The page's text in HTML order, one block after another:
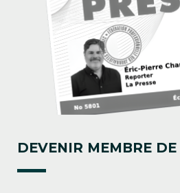
DEVENIR MEMBRE